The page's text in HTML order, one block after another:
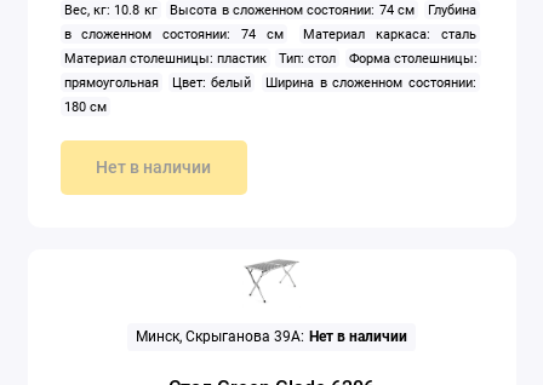
Вес, кг: 10.8 кг Высота в сложенном состоянии: 74 см
Глубина
в сложенном состоянии: 74 см
Материал каркаса: сталь
Материал столешницы: пластик
Тип: стол
Форма столешницы:
прямоугольная
Цвет: белый
Ширина в сложенном состоянии:
180 см
Нет в наличии
Минск, Скрыганова 39А: Нет в наличии